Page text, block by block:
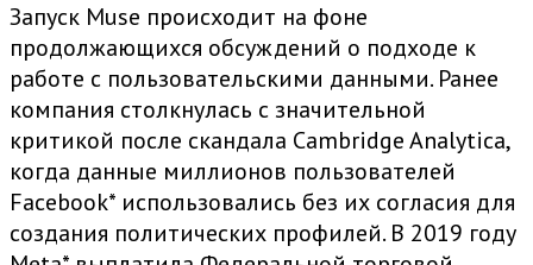
Запуск Muse происходит на фоне
продолжающихся обсуждений о подходе к
работе с пользовательскими данными. Ранее
компания столкнулась с значительной
критикой после скандала Cambridge Analytica,
когда данные миллионов пользователей
Facebook* использовались без их согласия для
создания политических профилей. В 2019 году